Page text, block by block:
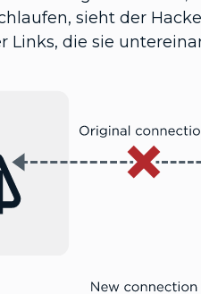
sieht der
Links, die sie